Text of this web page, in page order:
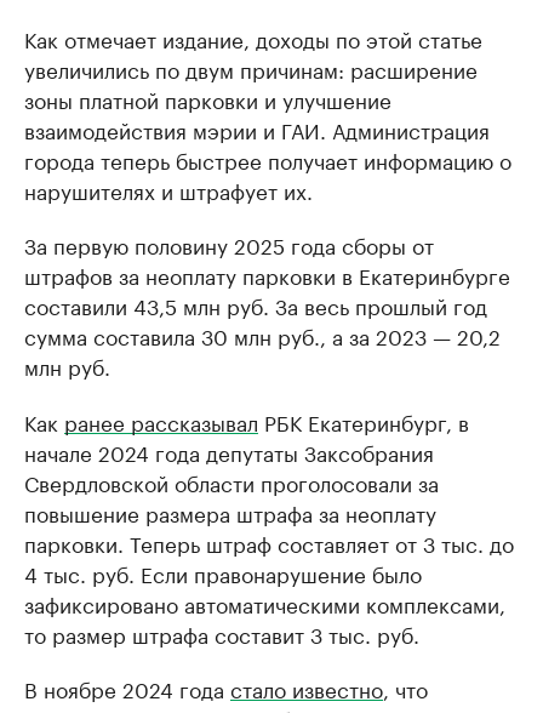
Как отмечает издание, доходы по этой статье
увеличились по двум причинам: расширение
зоны платной парковки и улучшение
взаимодействия мэрии и ГАИ. Администрация
города теперь быстрее получает информацию о
нарушителях и штрафует их.
За первую половину 2025 года сборы от
штрафов за неоплату парковки в Екатеринбурге
составили 43,5 млн руб. За весь прошлый год
сумма составила 30 млн руб., а за 2023 — 20,2
млн руб.
Как ранее рассказывал РБК Екатеринбург, в
начале 2024 года депутаты Заксобрания
Свердловской области проголосовали за
повышение размера штрафа за неоплату
парковки. Теперь штраф составляет от 3 тыс. до
4 тыс. руб. Если правонарушение было
зафиксировано автоматическими комплексами,
то размер штрафа составит 3 тыс. руб.
В ноябре 2024 года стало известно , что